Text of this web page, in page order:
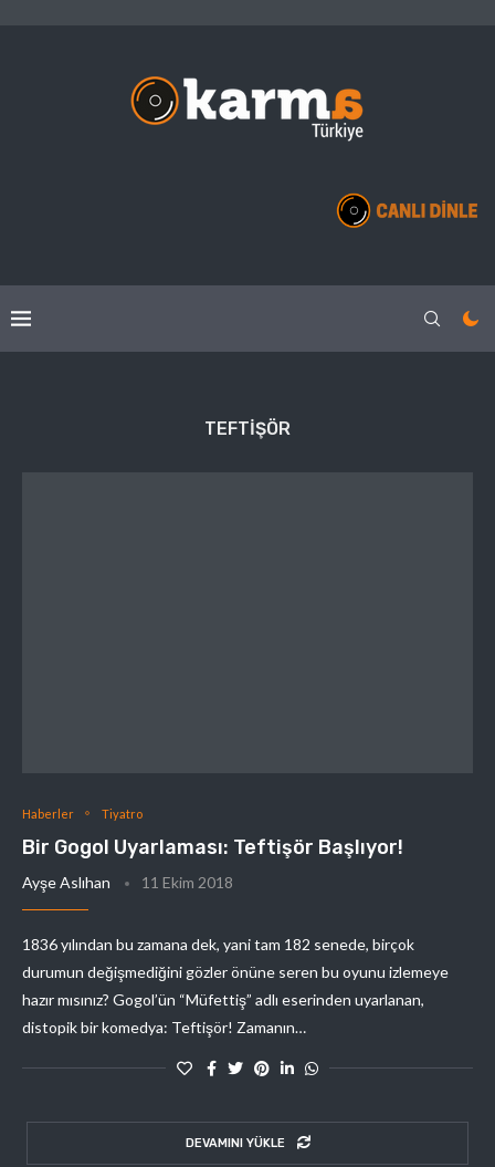
TEFTIŞÖR
Haberler Tiyatro
Bir Gogol Uyarlaması: Teftişör Başlıyor!
Ayşe Aslıhan 11 Ekim 2018
1836 yılından bu zamana dek, yani tam 182 senede, birçok
durumun değişmediğini gözler önüne seren bu oyunu izlemeye
hazır mısınız? Gogol’ün “Müfettiş” adlı eserinden uyarlanan,
distopik bir komedya: Teftişör! Zamanın…
DEVAMINI YÜKLE